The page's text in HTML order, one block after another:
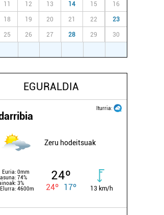
11 12 13 14 15 16
18 19 20 21 22 23
25 26 27 28 29 30
EGURALDIA
Iturria:
Zeru hodeitsuak
Euria: 0mm
74%
3%
Elurra: 4600m
24º
24º 17º 13 km/h